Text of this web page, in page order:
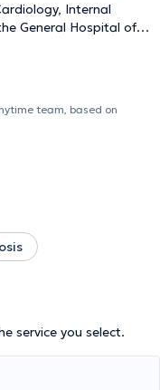
Internal
General Hospital of
of Volissos, Chios. She
at the General
extensive experience
team, based on
service you select.